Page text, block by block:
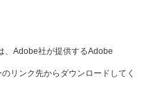
、Adobe社が提供するAdobe
リンク先からダウンロードしてく